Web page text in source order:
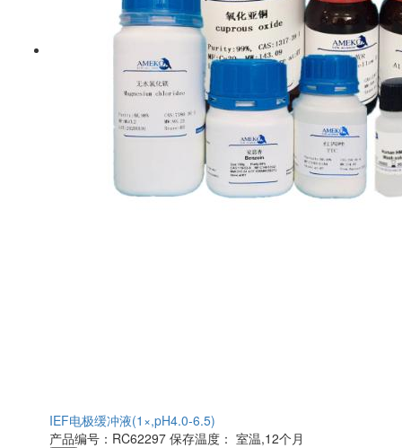
IEF电极缓冲液(1×,pH4.0-6.5)
产品编号：RC62297 保存温度： 室温,12个月